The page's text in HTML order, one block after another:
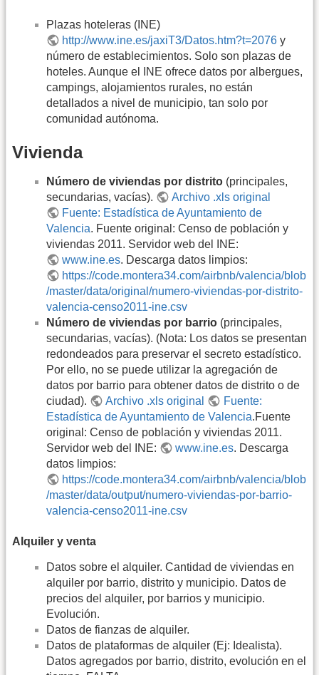
Plazas hoteleras (INE)
http://www.ine.es/jaxiT3/Datos.htm?t=2076 y
número de establecimientos. Solo son plazas de
hoteles. Aunque el INE ofrece datos por albergues,
campings, alojamientos rurales, no están
detallados a nivel de municipio, tan solo por
comunidad autónoma.
Vivienda
Número de viviendas por distrito (principales,
secundarias, vacías).
Archivo .xls original
Fuente: Estadística de Ayuntamiento de
Valencia. Fuente original: Censo de población y
viviendas 2011. Servidor web del INE:
www.ine.es. Descarga datos limpios:
https://code.montera34.com/airbnb/valencia/blob
/master/data/original/numero-viviendas-por-distrito-
valencia-censo2011-ine.csv
Número de viviendas por barrio (principales,
secundarias, vacías). (Nota: Los datos se presentan
redondeados para preservar el secreto estadístico.
Por ello, no se puede utilizar la agregación de
datos por barrio para obtener datos de distrito o de
ciudad).
Archivo .xls original
Fuente:
Estadística de Ayuntamiento de Valencia.Fuente
original: Censo de población y viviendas 2011.
Servidor web del INE:
www.ine.es. Descarga
datos limpios:
https://code.montera34.com/airbnb/valencia/blob
/master/data/output/numero-viviendas-por-barrio-
valencia-censo2011-ine.csv
Alquiler y venta
Datos sobre el alquiler. Cantidad de viviendas en
alquiler por barrio, distrito y municipio. Datos de
precios del alquiler, por barrios y municipio.
Evolución.
Datos de fianzas de alquiler.
Datos de plataformas de alquiler (Ej: Idealista).
Datos agregados por barrio, distrito, evolución en el